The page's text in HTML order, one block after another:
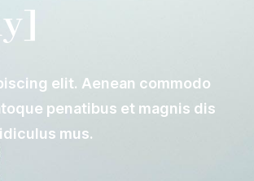
elit. Aenean commodo
penatibus et magnis dis
mus.